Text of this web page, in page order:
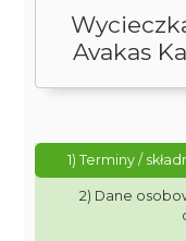
Avakas
1) Terminy /
2) Dane